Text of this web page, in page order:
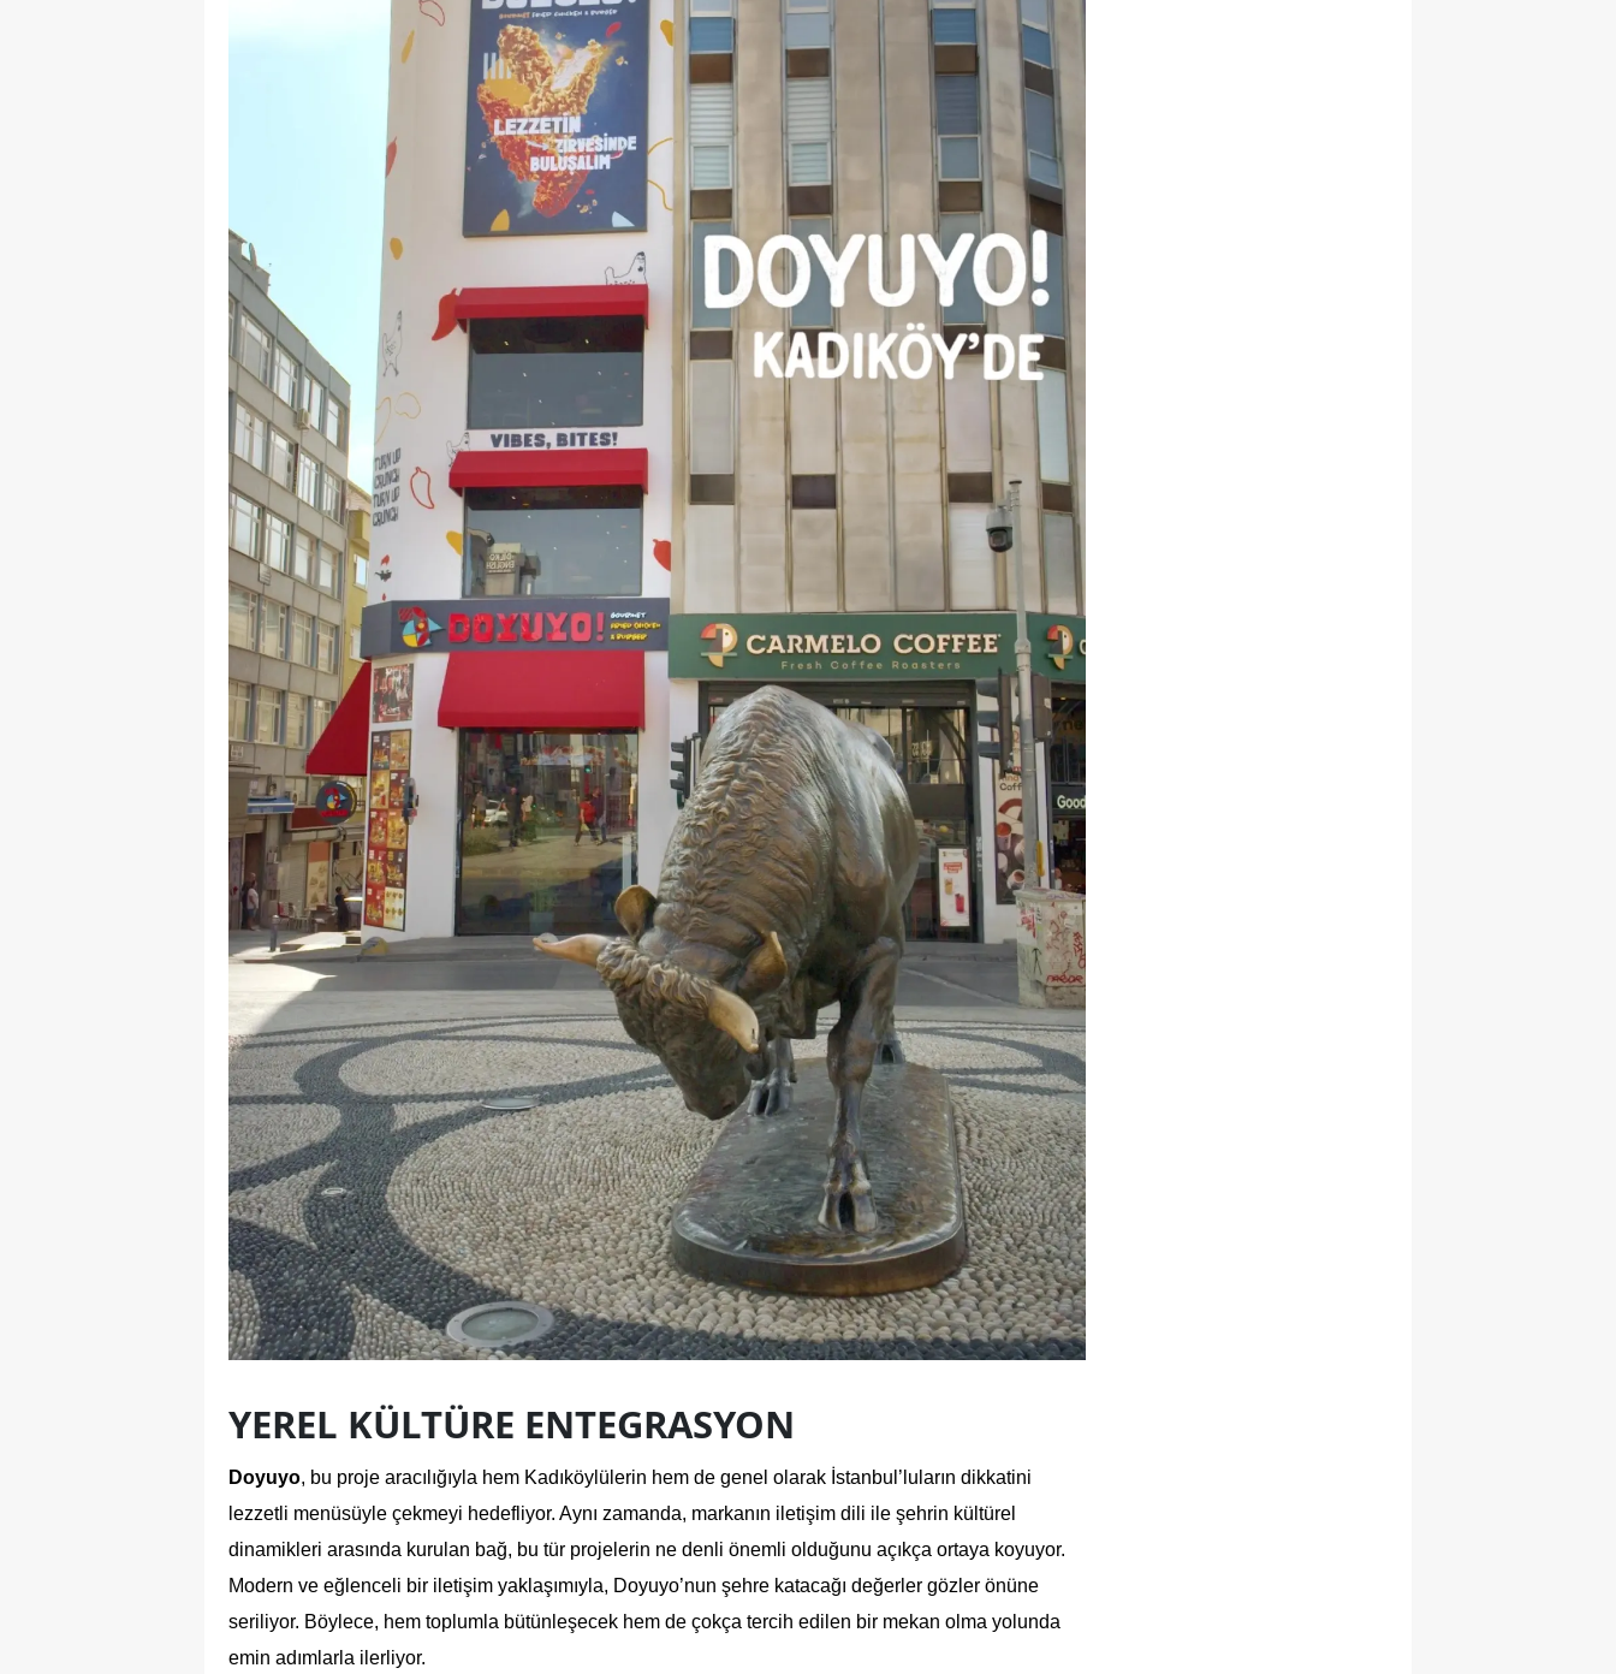
YEREL KÜLTÜRE ENTEGRASYON
Doyuyo, bu proje aracılığıyla hem Kadıköylülerin hem de genel olarak İstanbul’luların dikkatini
lezzetli menüsüyle çekmeyi hedefliyor. Aynı zamanda, markanın iletişim dili ile şehrin kültürel
dinamikleri arasında kurulan bağ, bu tür projelerin ne denli önemli olduğunu açıkça ortaya koyuyor.
Modern ve eğlenceli bir iletişim yaklaşımıyla, Doyuyo’nun şehre katacağı değerler gözler önüne
seriliyor. Böylece, hem toplumla bütünleşecek hem de çokça tercih edilen bir mekan olma yolunda
emin adımlarla ilerliyor.